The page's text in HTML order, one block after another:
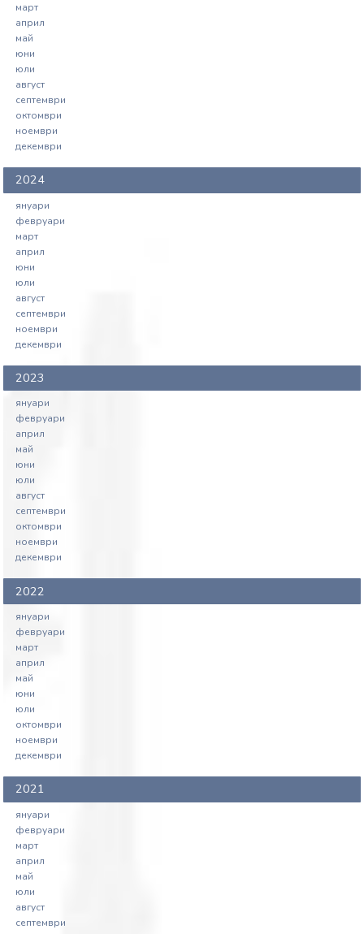
март
април
май
юни
юли
август
септември
октомври
ноември
декември
2024
януари
февруари
март
април
юни
юли
август
септември
ноември
декември
2023
януари
февруари
април
май
юни
юли
август
септември
октомври
ноември
декември
2022
януари
февруари
март
април
май
юни
юли
октомври
ноември
декември
2021
януари
февруари
март
април
май
юли
август
септември